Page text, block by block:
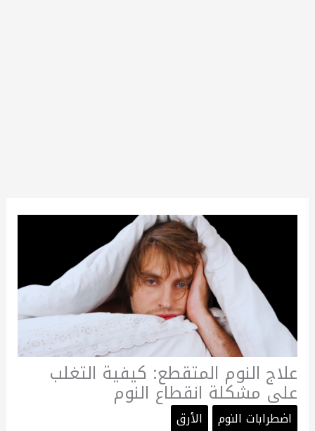
علاج النوم المتقطع: كيفية التغلب
على مشكلة انقطاع النوم
اضطرابات النوم
الأرق